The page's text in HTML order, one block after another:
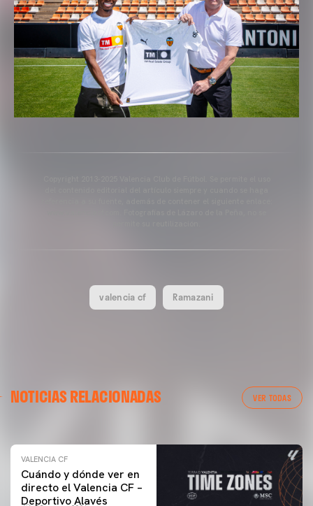
valencia cf Ramazani
NOTICIAS RELACIONADAS VER TODAS
ENTRENAMIENTO DEL VALENCIA CF 04/03/26
VALENCIA CF
Cuándo y dónde ver en
directo el Valencia CF –
Deportivo Alavés